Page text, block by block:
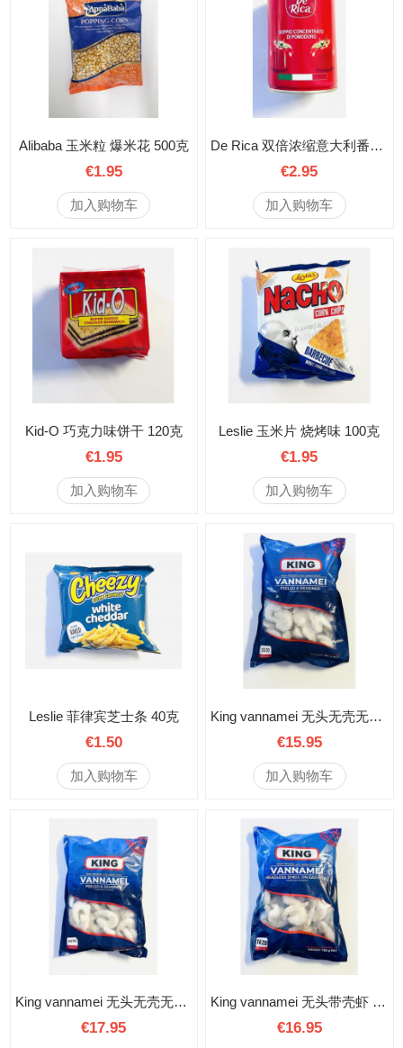
Alibaba 玉米粒 爆米花 500克
€1.95
加入购物车
De Rica 双倍浓缩意大利番茄酱 400克
€2.95
加入购物车
Kid-O 巧克力味饼干 120克
€1.95
加入购物车
Leslie 玉米片 烧烤味 100克
€1.95
加入购物车
Leslie 菲律宾芝士条 40克
€1.50
加入购物车
King vannamei 无头无壳无虾线 26/30 750克
€15.95
加入购物车
King vannamei 无头无壳无虾线 16/20 750克
€17.95
King vannamei 无头带壳虾 易剥 16/20 750克
€16.95